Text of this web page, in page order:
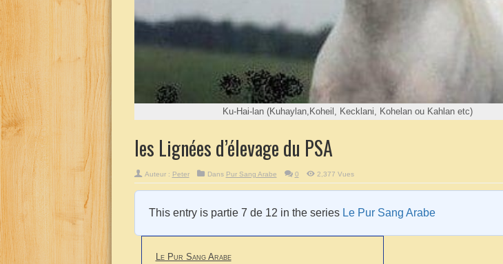
Ku-Hai-lan (Kuhaylan,Koheil, Kecklani, Kohelan ou Kahlan etc)
les Lignées d’élevage du PSA
Auteur : Peter Dans Pur Sang Arabe 0 2,377 Vues
This entry is partie 7 de 12 in the series Le Pur Sang Arabe
Le Pur Sang Arabe